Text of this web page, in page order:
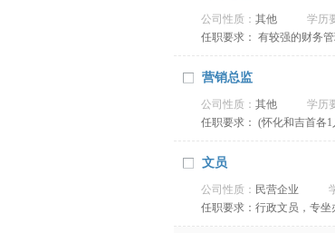
公司性质： 其他 学历
任职要求： 有较强的财务
营销总监
公司性质： 其他 学历
任职要求： (怀化和吉首各
文员
公司性质： 民营企业
任职要求：行政文员，专
（如word、Excel）的操作